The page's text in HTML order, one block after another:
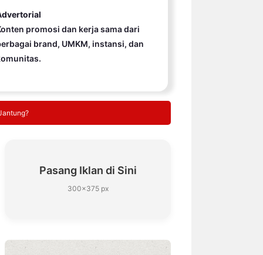
promosi dan kerja sama dari
brand, UMKM, instansi, dan
Pasang Iklan di Sini
300×375 px